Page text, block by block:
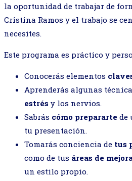
la oportunidad de trabajar de
Cristina Ramos y el trabajo se
necesites.
Este programa es práctico y
Conocerás elementos
Aprenderás algunas
estrés y los nervios.
Sabrás cómo prepararte de
tu presentación.
Tomarás conciencia de tus
como de tus áreas de
un estilo propio.